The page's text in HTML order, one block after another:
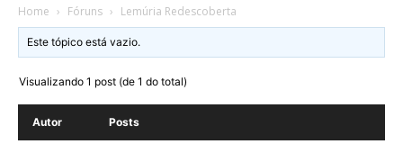
Home › Fóruns › Lemúria Redescoberta
Este tópico está vazio.
Visualizando 1 post (de 1 do total)
Autor Posts